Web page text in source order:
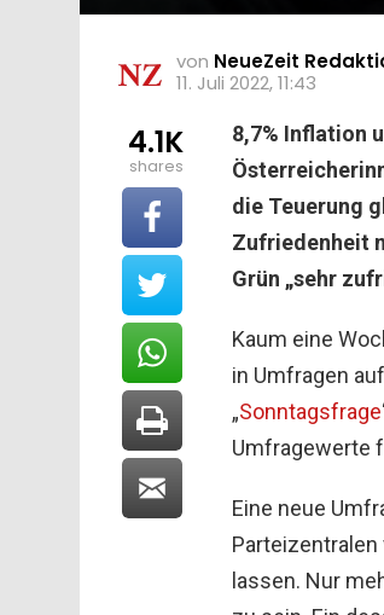
von NeueZeit
11. Juli 2022, 11:43
8,7% Inflation
die Teuerung
Zufriedenheit
Grün „sehr
Kaum eine
in Umfragen
„Sonntagsfrage
Umfragewerte
Eine neue
Parteizentralen
lassen. Nur
4.1K
shares